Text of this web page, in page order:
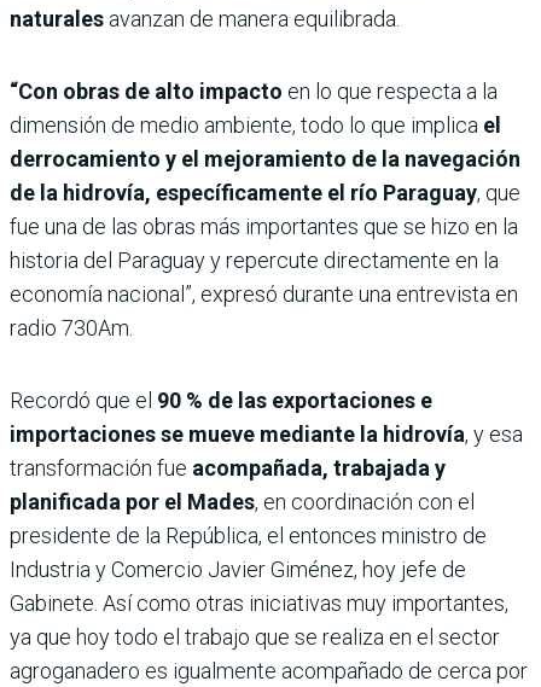
naturales avanzan de manera equilibrada.
“Con obras de alto impacto en lo que respecta a la
dimensión de medio ambiente, todo lo que implica el
derrocamiento y el mejoramiento de la navegación
de la hidrovía, específicamente el río Paraguay, que
fue una de las obras más importantes que se hizo en la
historia del Paraguay y repercute directamente en la
economía nacional”, expresó durante una entrevista en
radio 730Am.
Recordó que el 90 % de las exportaciones e
importaciones se mueve mediante la hidrovía, y esa
transformación fue acompañada, trabajada y
planificada por el Mades, en coordinación con el
presidente de la República, el entonces ministro de
Industria y Comercio Javier Giménez, hoy jefe de
Gabinete. Así como otras iniciativas muy importantes,
ya que hoy todo el trabajo que se realiza en el sector
agroganadero es igualmente acompañado de cerca por